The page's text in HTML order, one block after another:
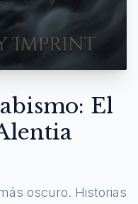
El
oscuro. Historias